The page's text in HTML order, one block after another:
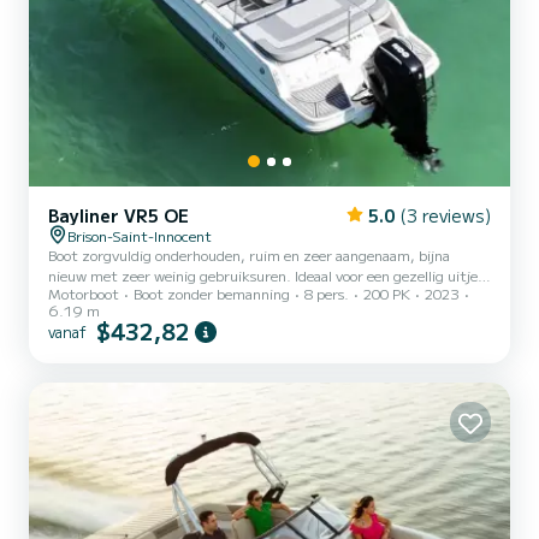
Bayliner VR5 OE 5.0 (3 reviews)
Brison-Saint-Innocent
Boot zorgvuldig onderhouden, ruim en zeer aangenaam, bijna
nieuw met zeer weinig gebruiksuren. Ideaal voor een gezellig uitje
op het meer van Bourget, of het nu voor een gezinsuitje, met
vrienden of voor een vispartij is. Aan boord geniet u van een
complete uitrusting: eettafel, Bluetooth-muziek, ligstoelen,
controleren. De boot is uitgerust met een prachtige Mercury-
motor van...
Motorboot Boot zonder bemanning 8 pers. 200 PK
2023
6.19 m
vanaf $432,82